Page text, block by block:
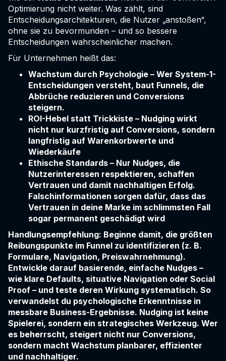
Optimierung nicht weiter. Was zählt, sind
Entscheidungsarchitekturen, die Nutzer „anstoßen“,
ohne sie zu bevormunden – und so bessere
Entscheidungen wahrscheinlicher machen.
Für Unternehmen heißt das:
Wachstum durch Psychologie – Wer System-1-
Entscheidungen versteht, baut Funnels, die
Abbrüche reduzieren und Conversions
steigern.
ROI-Hebel statt Trickkiste – Nudging wirkt
nicht nur kurzfristig auf Conversions, sondern
langfristig auf Warenkorbwerte und
Wiederkäufe
Ethische Standards – Nur Nudges, die
Nutzerinteressen respektieren, schaffen
Vertrauen und damit nachhaltigen Erfolg.
Falschinformationen sorgen dafür, dass das
Vertrauen in deine Marke im schlimmsten Fall
sogar permanent geschädigt wird
Handlungsempfehlung: Beginne damit, die größten
Reibungspunkte im Funnel zu identifizieren (z. B.
Formulare, Navigation, Preiswahrnehmung).
Entwickle darauf basierende, einfache Nudges –
wie klare Defaults, situative Navigation oder Social
Proof – und teste deren Wirkung systematisch. So
verwandelst du psychologische Erkenntnisse in
messbare Business-Ergebnisse. Nudging ist keine
Spielerei, sondern ein strategisches Werkzeug. Wer
es beherrscht, steigert nicht nur Conversions,
sondern macht Wachstum planbarer, effizienter
und nachhaltiger.